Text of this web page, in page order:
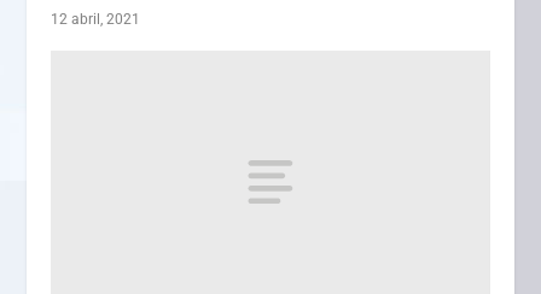
12 abril, 2021